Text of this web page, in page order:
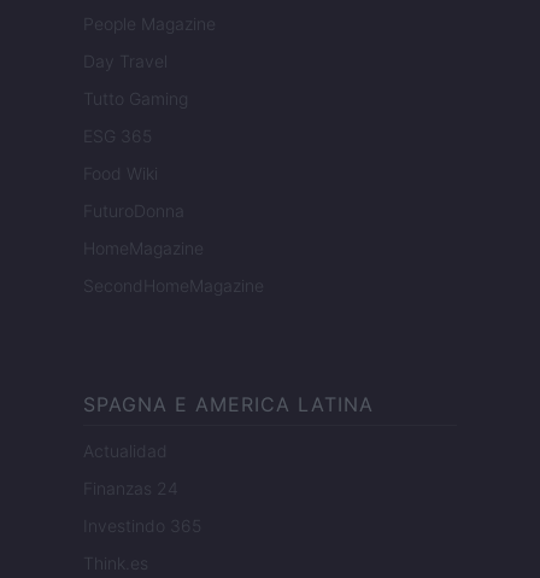
People Magazine
Day Travel
Tutto Gaming
ESG 365
Food Wiki
FuturoDonna
HomeMagazine
SecondHomeMagazine
SPAGNA E AMERICA LATINA
Actualidad
Finanzas 24
Investindo 365
Think.es